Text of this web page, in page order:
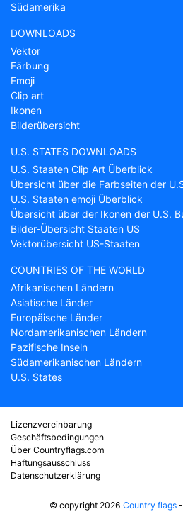
Südamerika
DOWNLOADS
Vektor
Färbung
Emoji
Clip art
Ikonen
Bilderübersicht
U.S. STATES DOWNLOADS
U.S. Staaten Clip Art Überblick
Übersicht über die Farbseiten der
U.S. Staaten emoji Überblick
Übersicht über der Ikonen der U.S.
Bilder-Übersicht Staaten US
Vektorübersicht US-Staaten
COUNTRIES OF THE WORLD
Afrikanischen Ländern
Asiatische Länder
Europäische Länder
Nordamerikanischen Ländern
Pazifische Inseln
Südamerikanischen Ländern
U.S. States
Lizenzvereinbarung
Geschäftsbedingungen
Über Countryflags.com
Haftungsausschluss
Datenschutzerklärung
© copyright 2026 Country flags